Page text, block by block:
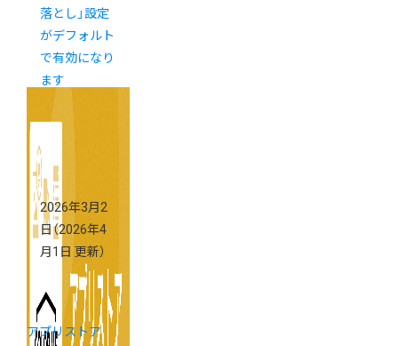
落とし」設定
がデフォルト
で有効になり
ます
2026年3月2
日 （2026年4
月1日 更新）
アプリストア